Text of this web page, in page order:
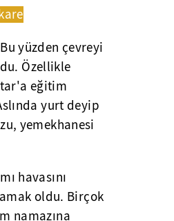
yüzden çevreyi
Özellikle
eğitim
yurt deyip
yemekhanesi
havasını
oldu. Birçok
namazına